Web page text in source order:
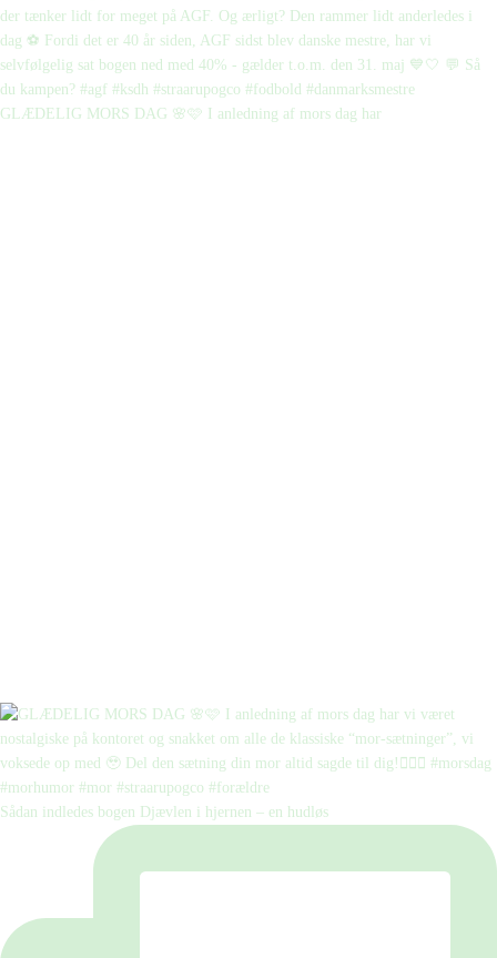
GLÆDELIG MORS DAG 🌸🩷 I anledning af mors dag har
Sådan indledes bogen Djævlen i hjernen – en hudløs